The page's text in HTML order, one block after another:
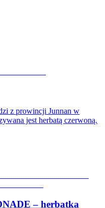
z prowincji Junnan w
jest herbatą czerwoną.
– herbatka